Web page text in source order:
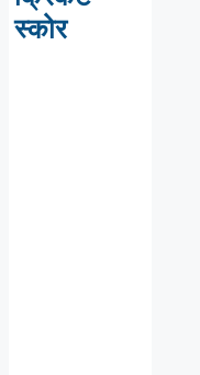
स्कोर